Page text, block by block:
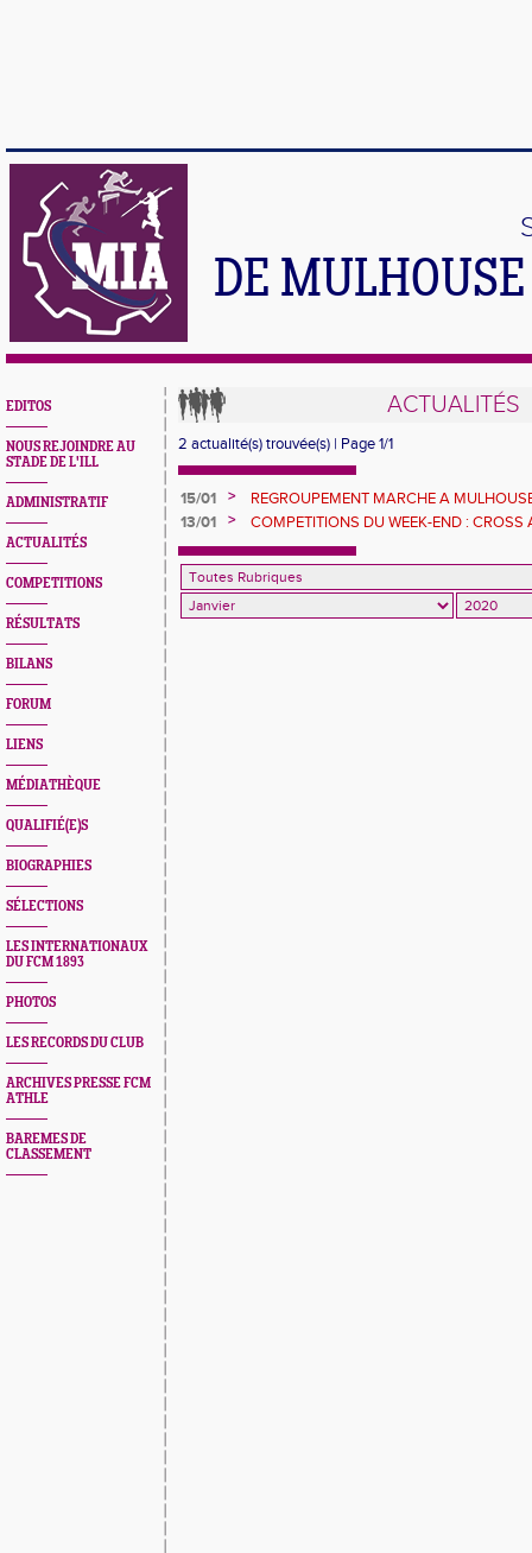
DE
EDITOS
NOUS REJOINDRE AU
STADE DE L'ILL
ADMINISTRATIF
ACTUALITÉS
COMPETITIONS
RÉSULTATS
BILANS
FORUM
LIENS
MÉDIATHÈQUE
QUALIFIÉ(E)S
BIOGRAPHIES
SÉLECTIONS
LES INTERNATIONAUX
DU FCM 1893
PHOTOS
LES RECORDS DU CLUB
ARCHIVES PRESSE FCM
ATHLE
BAREMES DE
CLASSEMENT
ACTUALITÉS
2 actualité(s) trouvée(s) | Page 1/1
15/01 >
REGROUPEMENT MARCHE A
13/01
>
COMPETITIONS DU WEEK-END : CROSS